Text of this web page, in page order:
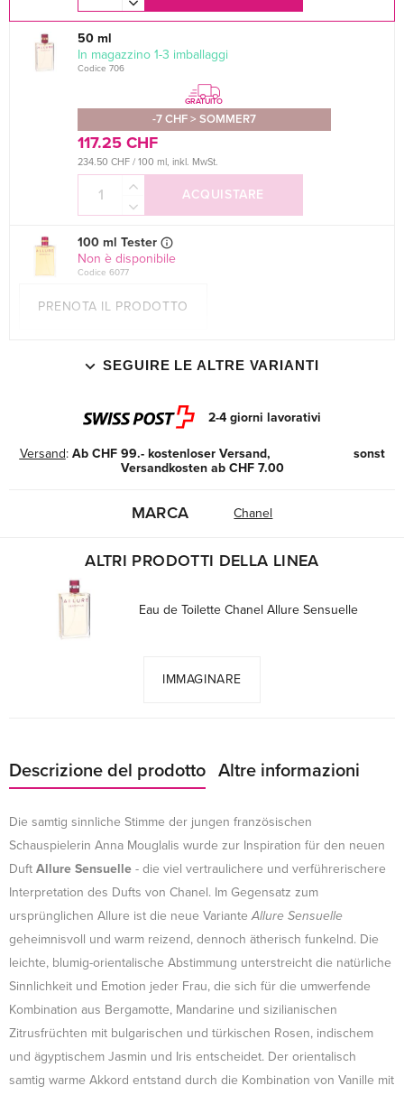
50 ml
In magazzino 1-3 imballaggi
Codice 706
GRATUITO
-7 CHF > SOMMER7
117.25 CHF
234.50 CHF / 100 ml, inkl. MwSt.
ACQUISTARE
100 ml Tester
Non è disponibile
Codice 6077
PRENOTA IL PRODOTTO
SEGUIRE LE ALTRE VARIANTI
2-4 giorni lavorativi
Versand: Ab CHF 99.- kostenloser Versand, sonst
Versandkosten ab CHF 7.00
MARCA Chanel
ALTRI PRODOTTI DELLA LINEA
Eau de Toilette Chanel Allure Sensuelle
IMMAGINARE
Descrizione del prodotto Altre informazioni
Die samtig sinnliche Stimme der jungen französischen
Schauspielerin Anna Mouglalis wurde zur Inspiration für den neuen
Duft Allure Sensuelle - die viel vertraulichere und verführerischere
Interpretation des Dufts von Chanel. Im Gegensatz zum
ursprünglichen Allure ist die neue VarianteAllure Sensuelle
geheimnisvoll und warm reizend, dennoch ätherisch funkelnd. Die
leichte, blumig-orientalische Abstimmung unterstreicht die natürliche
Sinnlichkeit und Emotion jeder Frau, die sich für die umwerfende
Kombination aus Bergamotte, Mandarine und sizilianischen
Zitrusfrüchten mit bulgarischen und türkischen Rosen, indischem
und ägyptischem Jasmin und Iris entscheidet. Der orientalisch
samtig warme Akkord entstand durch die Kombination von Vanille mit